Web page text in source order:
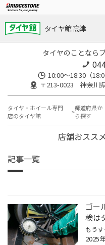
タイヤ館 高津
タイヤのことなら
10:00～18:30（
〒213-0023 神奈川
タイヤ・ホイール専門
店のタイヤ館
都道府県か
ら探す
店舗おスス
記事一覧
ゴー
検は
2025